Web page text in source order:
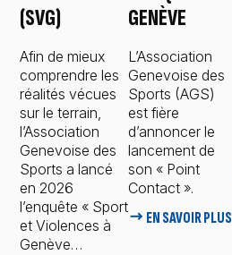
(SVG)
Afin de mieux
comprendre les
réalités vécues
sur le terrain,
l’Association
Genevoise des
Sports a lancé
en 2026
l’enquête « Sport
et Violences à
Genève…
GENÈVE
L’Association
Genevoise des
Sports (AGS)
est fière
d’annoncer le
lancement de
son « Point
Contact ».
→ EN SAVOIR PLUS